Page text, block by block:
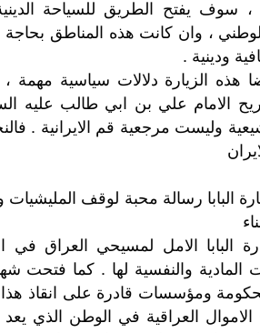
، سوف يفتح الطريق للسياحة
، وان كانت هذه المناطق
ودينية .
هذه الزيارة دلالات سياسية مهمة
الامام علي بن ابي طالب عليه
وليست مرجعية قم الايرانية .
البابا رسالة محبة لوقف
البابا الامل لمسيحي العراق في
المادية والنفسية لها . كما فتحت
ومؤسسات قادرة على انقاذ
العراقية في الوطن الذي